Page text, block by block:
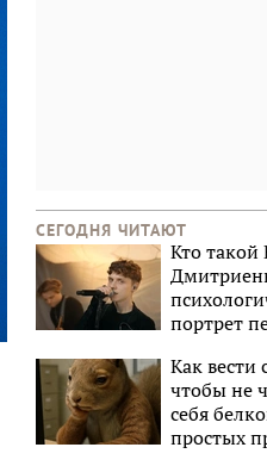
СЕГОДНЯ ЧИТАЮТ
Кто такой
портрет
Как вести
чтобы не
себя
простых